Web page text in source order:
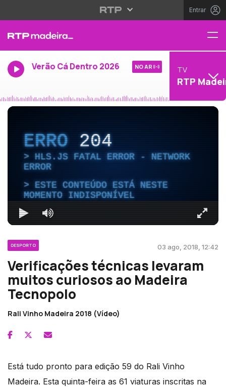
Entrar
Verão Cá Dentro 2026 NO AR TV
RTP
ERRO204
HLS.JS FATAL ERROR - NETWORK
ERROR
ESTE CONTEÚDO ESTÁ NESTE
MOMENTO INDISPONÍVEL
DESPORTO 03 ago, 2018, 12:42
Verificações técnicas levaram
muitos curiosos ao Madeira
Tecnopolo
Rali Vinho Madeira 2018 (Vídeo)
Está tudo pronto para edição 59 do Rali Vinho
Madeira. Esta quinta-feira as 61 viaturas inscritas na